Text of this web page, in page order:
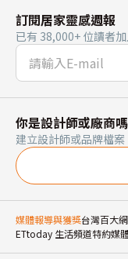
訂閱居家靈感週報
已有 38,000+ 位讀者加
你是設計師或廠商
建立設計師或品牌檔
媒體報導與獲獎台灣百大
ETtoday 生活頻道特約媒